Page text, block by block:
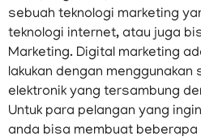
sebuah teknologi marketing
teknologi internet, atau juga
Marketing. Digital marketing
lakukan dengan
elektronik yang tersambung
Untuk para pelangan yang
anda bisa membuat